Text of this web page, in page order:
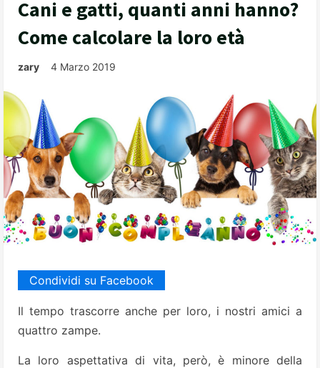
Cani e gatti, quanti anni hanno?
Come calcolare la loro età
zary 4 Marzo 2019
Condividi su Facebook
Il tempo trascorre anche per loro, i nostri amici a
quattro zampe.
La loro aspettativa di vita, però, è minore della